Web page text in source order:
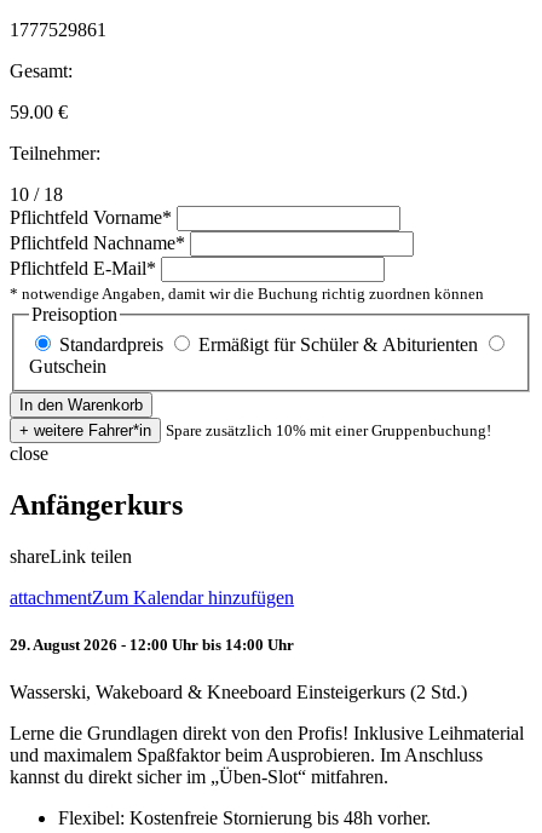
1777529861
Gesamt:
59.00 €
Teilnehmer:
10 / 18
Pflichtfeld Vorname*
Pflichtfeld Nachname*
Pflichtfeld E-Mail*
* notwendige Angaben, damit wir die Buchung richtig zuordnen können
Preisoption
Standardpreis
Ermäßigt für Schüler & Abiturienten
Gutschein
Spare zusätzlich 10% mit einer Gruppenbuchung!
close
Anfängerkurs
shareLink teilen
attachmentZum Kalendar hinzufügen
29. August 2026 - 12:00 Uhr bis 14:00 Uhr
Wasserski, Wakeboard & Kneeboard Einsteigerkurs (2 Std.)
Lerne die Grundlagen direkt von den Profis! Inklusive Leihmaterial
und maximalem Spaßfaktor beim Ausprobieren. Im Anschluss
kannst du direkt sicher im „Üben-Slot“ mitfahren.
Flexibel: Kostenfreie Stornierung bis 48h vorher.